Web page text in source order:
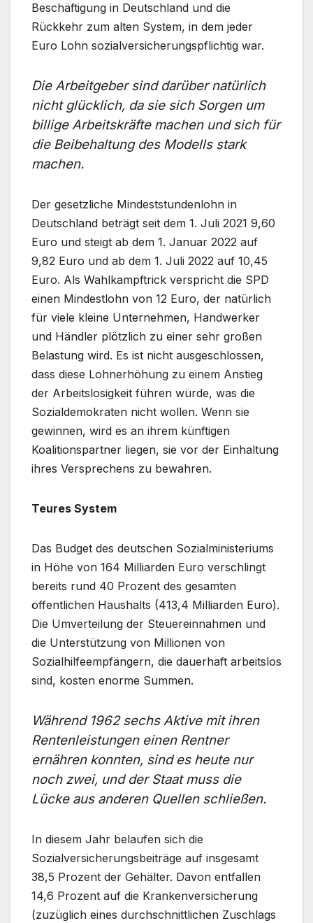
Beschäftigung in Deutschland und die
Rückkehr zum alten System, in dem jeder
Euro Lohn sozialversicherungspflichtig war.
Die Arbeitgeber sind darüber natürlich
nicht glücklich, da sie sich Sorgen um
billige Arbeitskräfte machen und sich für
die Beibehaltung des Modells stark
machen.
Der gesetzliche Mindeststundenlohn in
Deutschland beträgt seit dem 1. Juli 2021 9,60
Euro und steigt ab dem 1. Januar 2022 auf
9,82 Euro und ab dem 1. Juli 2022 auf 10,45
Euro. Als Wahlkampftrick verspricht die SPD
einen Mindestlohn von 12 Euro, der natürlich
für viele kleine Unternehmen, Handwerker
und Händler plötzlich zu einer sehr großen
Belastung wird. Es ist nicht ausgeschlossen,
dass diese Lohnerhöhung zu einem Anstieg
der Arbeitslosigkeit führen würde, was die
Sozialdemokraten nicht wollen. Wenn sie
gewinnen, wird es an ihrem künftigen
Koalitionspartner liegen, sie vor der Einhaltung
ihres Versprechens zu bewahren.
Teures System
Das Budget des deutschen Sozialministeriums
in Höhe von 164 Milliarden Euro verschlingt
bereits rund 40 Prozent des gesamten
öffentlichen Haushalts (413,4 Milliarden Euro).
Die Umverteilung der Steuereinnahmen und
die Unterstützung von Millionen von
Sozialhilfeempfängern, die dauerhaft arbeitslos
sind, kosten enorme Summen.
Während 1962 sechs Aktive mit ihren
Rentenleistungen einen Rentner
ernähren konnten, sind es heute nur
noch zwei, und der Staat muss die
Lücke aus anderen Quellen schließen.
In diesem Jahr belaufen sich die
Sozialversicherungsbeiträge auf insgesamt
38,5 Prozent der Gehälter. Davon entfallen
14,6 Prozent auf die Krankenversicherung
(zuzüglich eines durchschnittlichen Zuschlags